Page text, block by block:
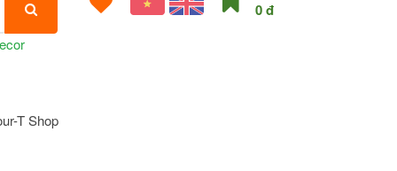
0 đ
T Shop